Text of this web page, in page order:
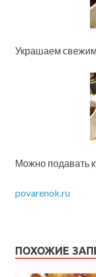
Украшаем свежим
Можно подавать
povarenok.ru
ПОХОЖИЕ